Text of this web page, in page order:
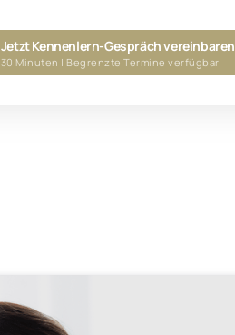
Jetzt Kennenlern-Gespräch vereinbaren
30 Minuten | Begrenzte Termine verfügbar